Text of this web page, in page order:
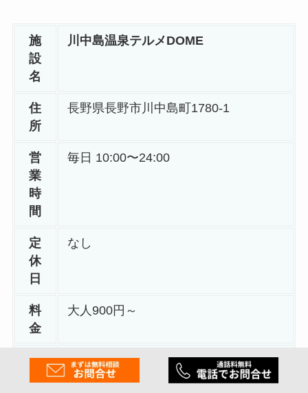
施
設
名
川中島温泉テルメDOME
住
所
長野県長野市川中島町1780-1
営
業
時
間
毎日 10:00〜24:00
定
休
日
なし
料
金
大人900円～
水
男湯18℃/女湯16℃